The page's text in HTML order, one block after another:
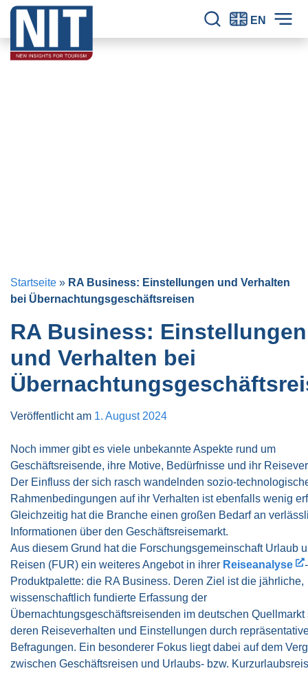
Zum Inhalt springen
NIT – Tourism Research
Seit 30 Jahren verlässliche Erkenntnisse für den Tourismus.
EN
Startseite » RA Business: Einstellungen und Verhalten
bei Übernachtungsgeschäftsreisen
RA Business: Einstellungen
und Verhalten bei
Veröffentlicht am 1. August 2024
Noch immer gibt es viele unbekannte Aspekte rund um
Geschäftsreisende, ihre Motive, Bedürfnisse und ihr
Der Einfluss der sich rasch wandelnden sozio-
Rahmenbedingungen auf ihr Verhalten ist ebenfalls wenig
Gleichzeitig hat die Branche einen großen Bedarf an
Informationen über den Geschäftsreisemarkt.
Aus diesem Grund hat die Forschungsgemeinschaft Urlaub
Reisen (FUR) ein weiteres Angebot in ihrer Reiseanalyse
-
Produktpalette: die RA Business. Deren Ziel ist die jährliche,
wissenschaftlich fundierte Erfassung der
Übernachtungsgeschäftsreisenden im deutschen Quellmarkt
deren Reiseverhalten und Einstellungen durch
Befragungen. Ein besonderer Fokus liegt dabei auf dem
zwischen Geschäftsreisen und Urlaubs- bzw.